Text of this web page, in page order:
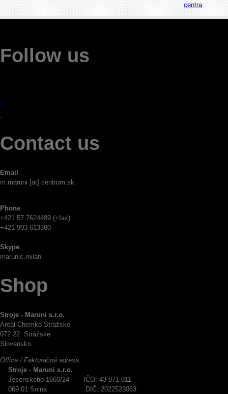
centra
Follow us
Contact us
Email
m.maruni [at] centrum.sk
Phone
+421 57 7624489 (+fax)
+421 903 613380
Skype
marunic.milan
Shop
Stroje - Maruni s.r.o.
Areál Chemko Strážske
072 22 Strážske
Slovensko
Office / Fakturačná adresa:
Stroje - Maruni s.r.o.
Jesenského 1660/24 IČO: 43 871 011
069 01 Snina DIČ: 2022523063